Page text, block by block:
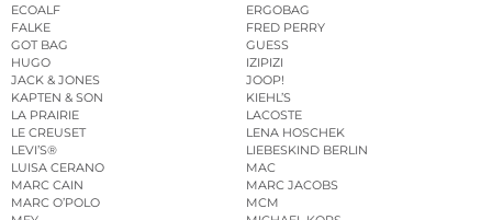
ECOALF
ERGOBAG
FALKE
FRED PERRY
GOT BAG
GUESS
HUGO
IZIPIZI
JACK & JONES
JOOP!
KAPTEN & SON
KIEHL’S
LA PRAIRIE
LACOSTE
LE CREUSET
LENA HOSCHEK
LEVI’S®
LIEBESKIND BERLIN
LUISA CERANO
MAC
MARC CAIN
MARC JACOBS
MARC O’POLO
MCM